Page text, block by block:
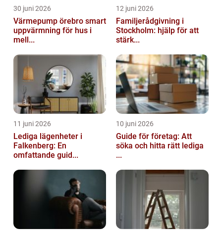
30 juni 2026
Värmepump örebro smart
uppvärmning för hus i
mell...
12 juni 2026
Familjerådgivning i
Stockholm: hjälp för att
stärk...
11 juni 2026
Lediga lägenheter i
Falkenberg: En
omfattande guid...
10 juni 2026
Guide för företag: Att
söka och hitta rätt lediga
...